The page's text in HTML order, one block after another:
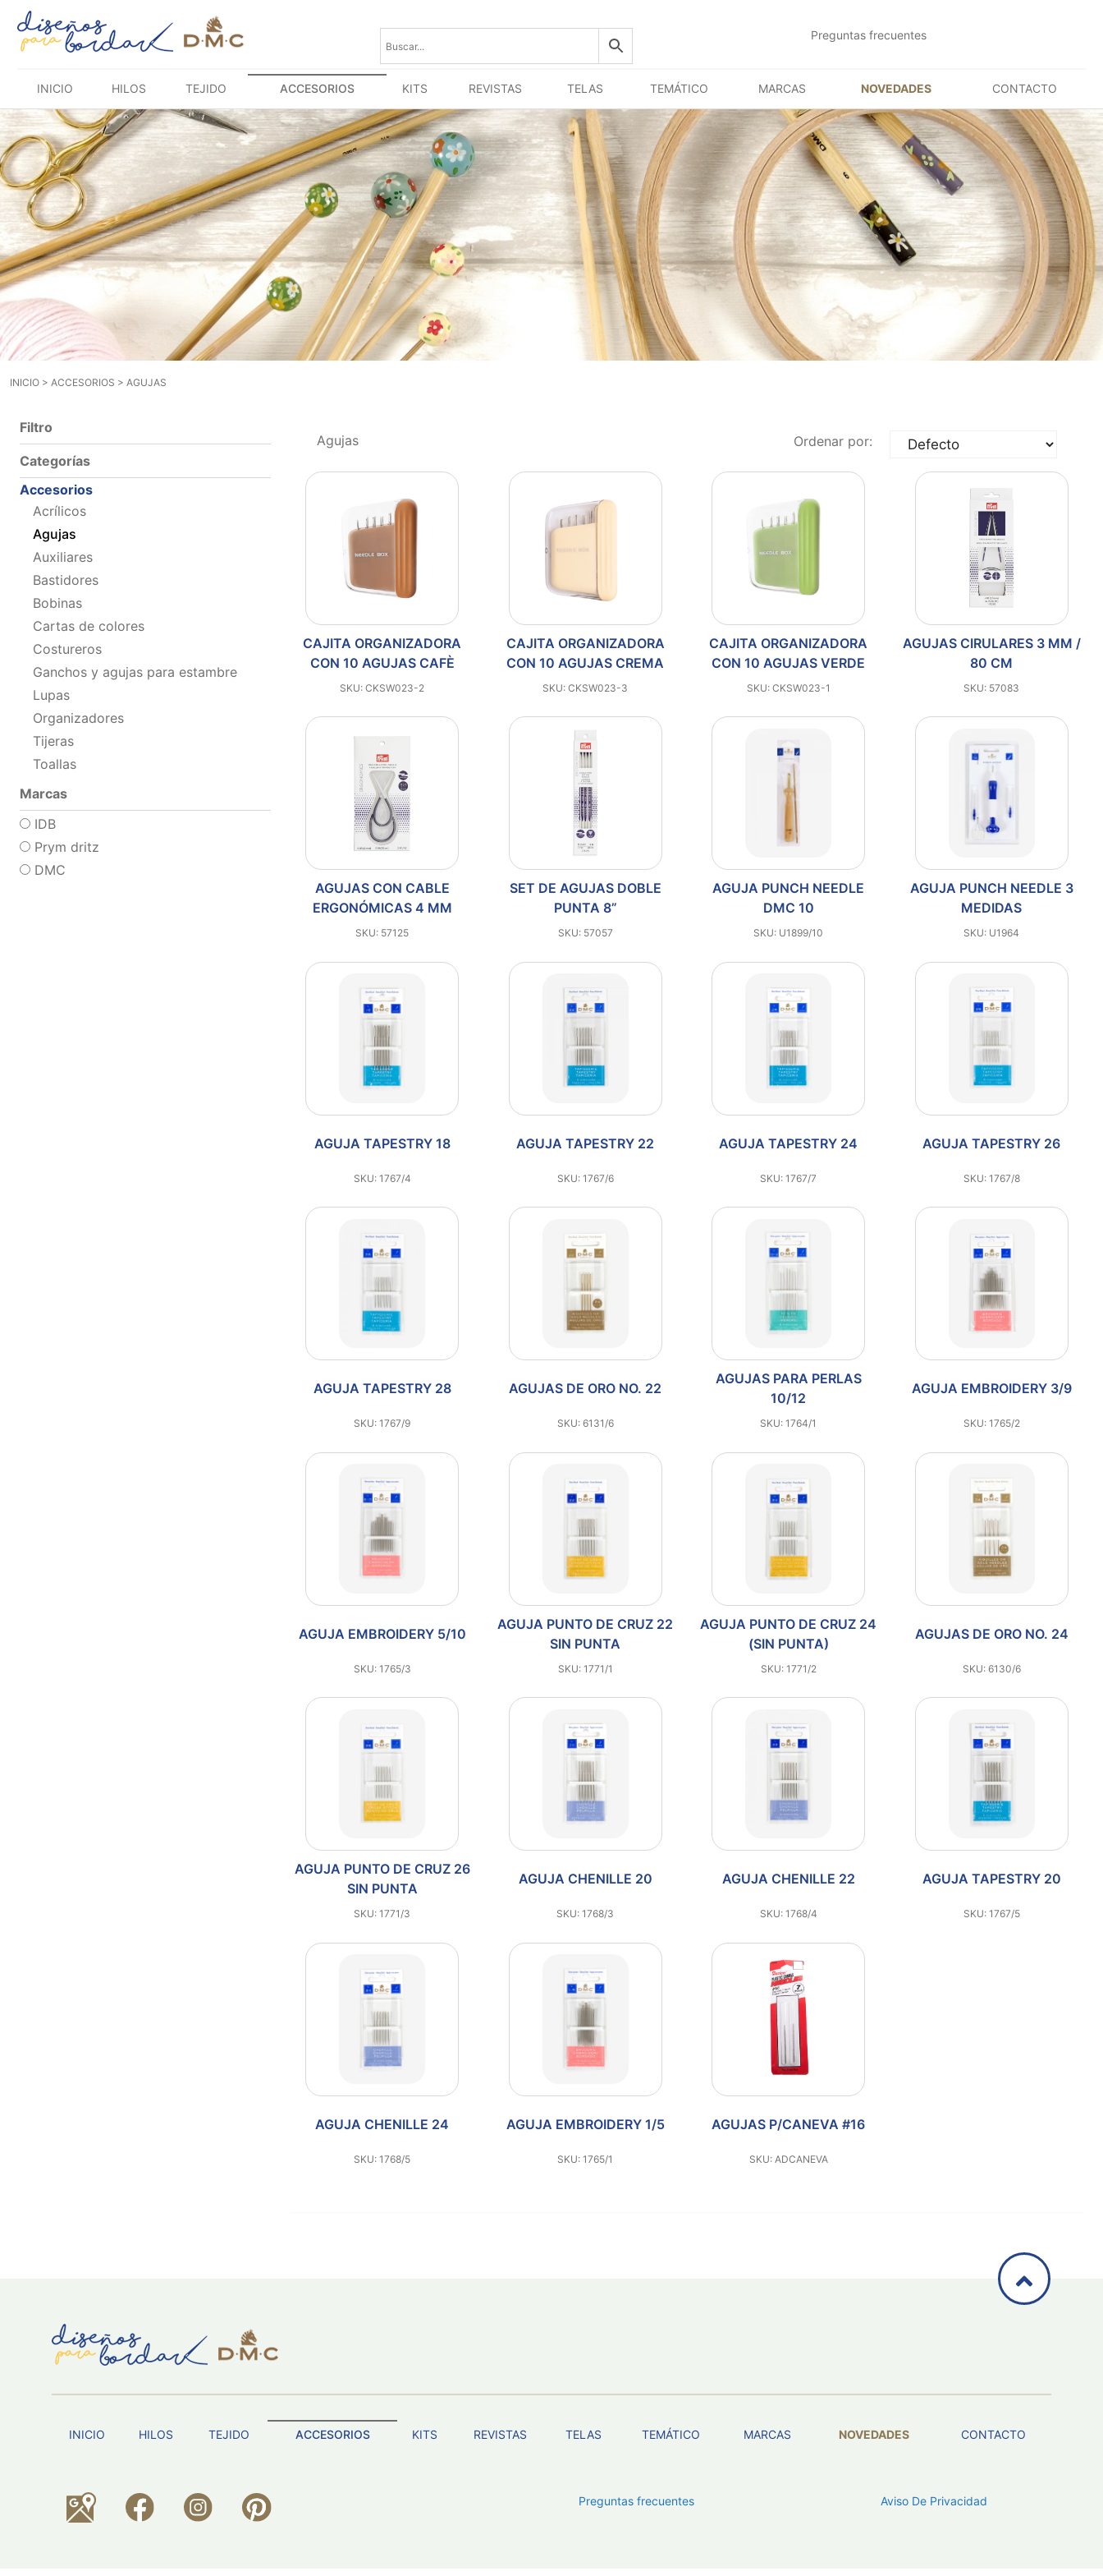
Saltar
contenido
Preguntas frecuentes
INICIO HILOS TEJIDO ACCESORIOS KITS REVISTAS TELAS TEMÁTICO MARCAS NOVEDADES CONTACTO
INICIO > ACCESORIOS > AGUJAS
Filtro
Categorías
Accesorios
Acrílicos
Agujas
Auxiliares
Bastidores
Bobinas
Cartas de colores
Costureros
Ganchos y agujas para estambre
Lupas
Organizadores
Tijeras
Toallas
Marcas
IDB
Prym dritz
DMC
Agujas Ordenar por:
CAJITA ORGANIZADORA
CON 10 AGUJAS CAFÈ
SKU: CKSW023-2
CAJITA ORGANIZADORA
CON 10 AGUJAS CREMA
SKU: CKSW023-3
CAJITA ORGANIZADORA
CON 10 AGUJAS VERDE
SKU: CKSW023-1
AGUJAS CIRULARES 3 MM /
80 CM
SKU: 57083
AGUJAS CON CABLE
ERGONÓMICAS 4 MM
SKU: 57125
SET DE AGUJAS DOBLE
PUNTA 8”
SKU: 57057
AGUJA PUNCH NEEDLE
DMC 10
SKU: U1899/10
AGUJA PUNCH NEEDLE 3
MEDIDAS
SKU: U1964
AGUJA TAPESTRY 18
SKU: 1767/4
AGUJA TAPESTRY 22
SKU: 1767/6
AGUJA TAPESTRY 24
SKU: 1767/7
AGUJA TAPESTRY 26
SKU: 1767/8
AGUJA TAPESTRY 28
SKU: 1767/9
AGUJAS DE ORO NO. 22
SKU: 6131/6
AGUJAS PARA PERLAS
10/12
SKU: 1764/1
AGUJA EMBROIDERY 3/9
SKU: 1765/2
AGUJA EMBROIDERY 5/10
SKU: 1765/3
AGUJA PUNTO DE CRUZ 22
SIN PUNTA
SKU: 1771/1
AGUJA PUNTO DE CRUZ 24
(SIN PUNTA)
SKU: 1771/2
AGUJAS DE ORO NO. 24
SKU: 6130/6
AGUJA PUNTO DE CRUZ 26
SIN PUNTA
SKU: 1771/3
AGUJA CHENILLE 20
SKU: 1768/3
AGUJA CHENILLE 22
SKU: 1768/4
AGUJA TAPESTRY 20
SKU: 1767/5
AGUJA CHENILLE 24
SKU: 1768/5
AGUJA EMBROIDERY 1/5
SKU: 1765/1
AGUJAS P/CANEVA #16
SKU: ADCANEVA
INICIO HILOS TEJIDO ACCESORIOS KITS REVISTAS TELAS TEMÁTICO MARCAS NOVEDADES CONTACTO
Preguntas frecuentes Aviso De Privacidad